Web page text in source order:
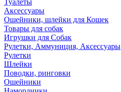
Туалеты
Аксессуары
Ошейники, шлейки для Кошек
Товары для собак
Игрушки для Собак
Рулетки, Аммуниция, Аксессуары
Рулетки
Шлейки
Поводки, ринговки
Ошейники